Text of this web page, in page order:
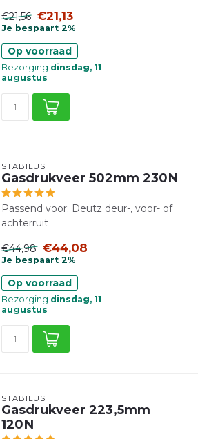
€21,56 €21,13
Je bespaart 2%
Op voorraad
Bezorging dinsdag, 11
augustus
STABILUS
Gasdrukveer 502mm 230N
Passend voor: Deutz deur-, voor- of
achterruit
€44,98 €44,08
Je bespaart 2%
Op voorraad
Bezorging dinsdag, 11
augustus
STABILUS
Gasdrukveer 223,5mm
120N